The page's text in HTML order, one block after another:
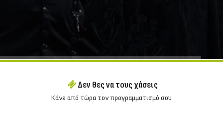
Δεν θες να τους χάσεις
Κάνε από τώρα τον προγραμματισμό σου